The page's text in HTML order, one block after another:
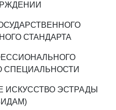
СТАНДАРТА
СПЕЦИАЛЬНОСТИ
ИСКУССТВО ЭСТРАДЫ